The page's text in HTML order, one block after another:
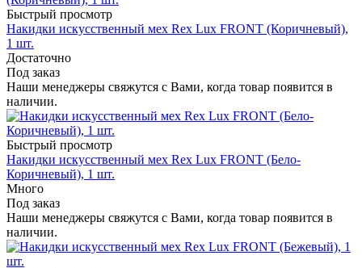
Быстрый просмотр
Накидки искусственный мех Rex Lux FRONT (Коричневый),
1 шт.
Достаточно
Под заказ
Наши менеджеры свяжутся с Вами, когда товар появится в
наличии.
Быстрый просмотр
Накидки искусственный мех Rex Lux FRONT (Бело-
Коричневый), 1 шт.
Много
Под заказ
Наши менеджеры свяжутся с Вами, когда товар появится в
наличии.